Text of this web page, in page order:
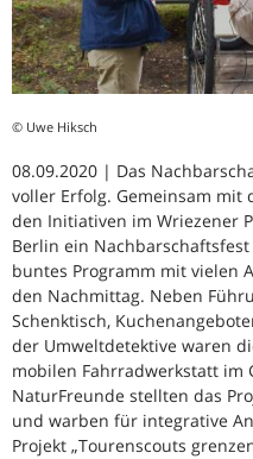
© Uwe Hiksch
08.09.2020 | Das
voller Erfolg. Gemeinsam mit
den Initiativen im Wriezener
Berlin ein
buntes Programm mit vielen
den Nachmittag. Neben
Schenktisch,
der Umweltdetektive waren
mobilen Fahrradwerkstatt im
NaturFreunde stellten das
und warben für integrative
Projekt „Tourenscouts